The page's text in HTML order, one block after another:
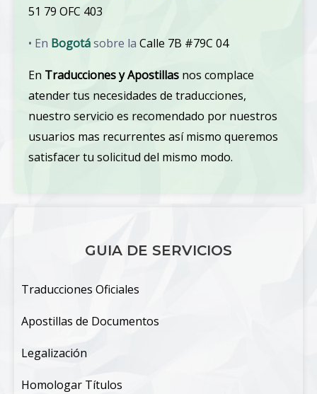
51 79 OFC 403
• En Bogotásobre la Calle 7B #79C 04
En Traducciones y Apostillas nos complace
atender tus necesidades de traducciones,
nuestro servicio es recomendado por nuestros
usuarios mas recurrentes así mismo queremos
satisfacer tu solicitud del mismo modo.
GUIA DE SERVICIOS
Traducciones Oficiales
Apostillas de Documentos
Legalización
Homologar Títulos